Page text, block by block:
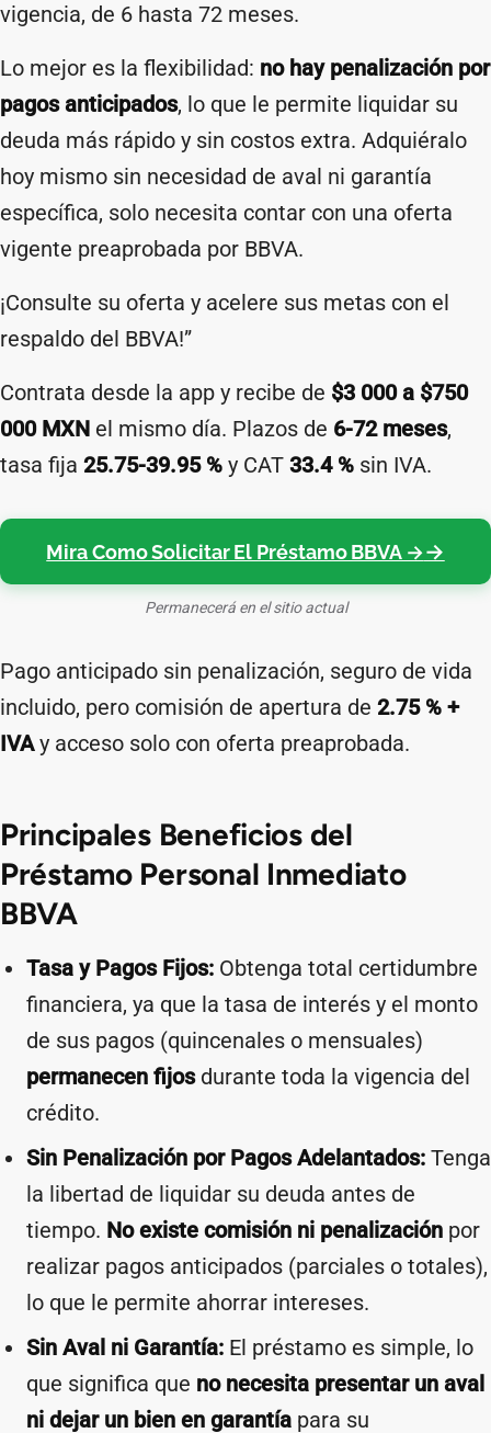
vigencia, de 6 hasta 72 meses.
Lo mejor es la flexibilidad: no hay penalización por
pagos anticipados, lo que le permite liquidar su
deuda más rápido y sin costos extra. Adquiéralo
hoy mismo sin necesidad de aval ni garantía
específica, solo necesita contar con una oferta
vigente preaprobada por BBVA.
¡Consulte su oferta y acelere sus metas con el
respaldo del BBVA!”
Contrata desde la app y recibe de $3 000 a $750
000 MXN el mismo día. Plazos de 6-72 meses,
tasa fija 25.75-39.95 % y CAT 33.4 % sin IVA.
Mira Como Solicitar El Préstamo BBVA →
Permanecerá en el sitio actual
Pago anticipado sin penalización, seguro de vida
incluido, pero comisión de apertura de 2.75 % +
IVAy acceso solo con oferta preaprobada.
Principales Beneficios del
Préstamo Personal Inmediato
BBVA
Tasa y Pagos Fijos: Obtenga total certidumbre
financiera, ya que la tasa de interés y el monto
de sus pagos (quincenales o mensuales)
permanecen fijosdurante toda la vigencia del
crédito.
Sin Penalización por Pagos Adelantados: Tenga
la libertad de liquidar su deuda antes de
tiempo. No existe comisión ni penalización por
realizar pagos anticipados (parciales o totales),
lo que le permite ahorrar intereses.
Sin Aval ni Garantía: El préstamo es simple, lo
que significa que no necesita presentar un aval
ni dejar un bien en garantía para su